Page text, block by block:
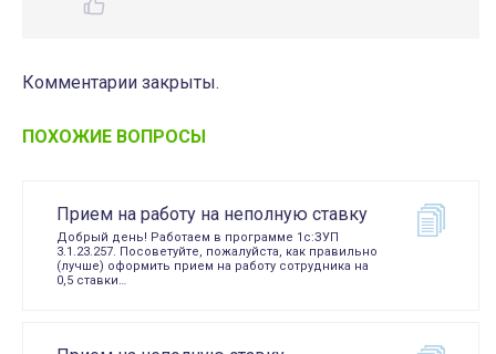
Комментарии закрыты.
ПОХОЖИЕ ВОПРОСЫ
Прием на работу на неполную ставку
Добрый день! Работаем в программе 1с:ЗУП
3.1.23.257. Посоветуйте, пожалуйста, как правильно
(лучше) оформить прием на работу сотрудника на
0,5 ставки…